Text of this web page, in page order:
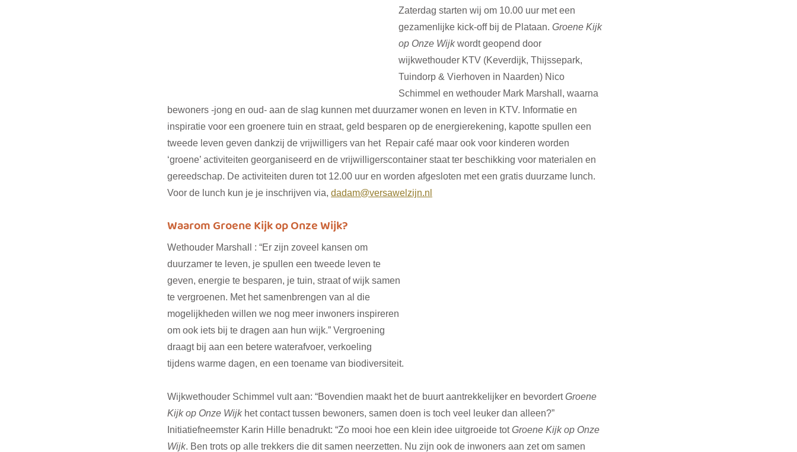
Zaterdag starten wij om 10.00 uur met een
gezamenlijke kick-off bij de Plataan. Groene Kijk
op Onze Wijk wordt geopend door
wijkwethouder KTV (Keverdijk, Thijssepark,
Tuindorp & Vierhoven in Naarden) Nico
Schimmel en wethouder Mark Marshall, waarna
bewoners -jong en oud- aan de slag kunnen met duurzamer wonen en leven in KTV. Informatie en
inspiratie voor een groenere tuin en straat, geld besparen op de energierekening, kapotte spullen een
tweede leven geven dankzij de vrijwilligers van het  Repair café maar ook voor kinderen worden
‘groene’ activiteiten georganiseerd en de vrijwilligerscontainer staat ter beschikking voor materialen en
gereedschap. De activiteiten duren tot 12.00 uur en worden afgesloten met een gratis duurzame lunch.
Voor de lunch kun je je inschrijven via, dadam@versawelzijn.nl
Waarom Groene Kijk op Onze Wijk?
Wethouder Marshall : “Er zijn zoveel kansen om
duurzamer te leven, je spullen een tweede leven te
geven, energie te besparen, je tuin, straat of wijk samen
te vergroenen. Met het samenbrengen van al die
mogelijkheden willen we nog meer inwoners inspireren
om ook iets bij te dragen aan hun wijk.” Vergroening
draagt bij aan een betere waterafvoer, verkoeling
tijdens warme dagen, en een toename van biodiversiteit.
Wijkwethouder Schimmel vult aan: “Bovendien maakt het de buurt aantrekkelijker en bevordert Groene
Kijk op Onze Wijk het contact tussen bewoners, samen doen is toch veel leuker dan alleen?”
Initiatiefneemster Karin Hille benadrukt: “Zo mooi hoe een klein idee uitgroeide tot Groene Kijk op Onze
Wijk. Ben trots op alle trekkers die dit samen neerzetten. Nu zijn ook de inwoners aan zet om samen